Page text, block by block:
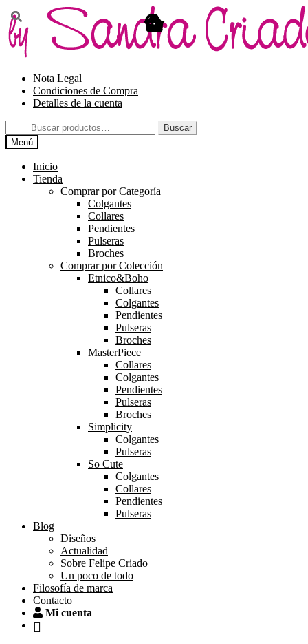
Ir
la
navegación
Ir
al
contenido
Nota Legal
Condiciones de Compra
Detalles de la cuenta
Buscar
por:
Buscar
Menú
Inicio
Tienda
Comprar por Categoría
Colgantes
Collares
Pendientes
Pulseras
Broches
Comprar por Colección
Etnico&Boho
Collares
Colgantes
Pendientes
Pulseras
Broches
MasterPiece
Collares
Colgantes
Pendientes
Pulseras
Broches
Simplicity
Colgantes
Pulseras
So Cute
Colgantes
Collares
Pendientes
Pulseras
Blog
Diseños
Actualidad
Sobre Felipe Criado
Un poco de todo
Filosofía de marca
Contacto
Mi cuenta